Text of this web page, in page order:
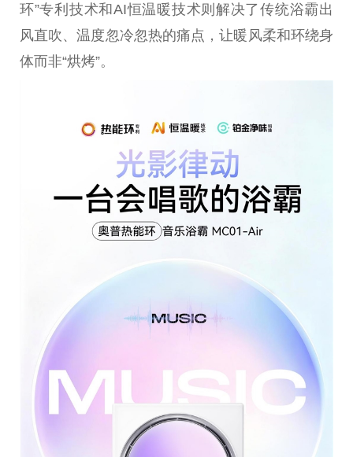
环”专利技术和AI恒温暖技术则解决了传统浴霸出
风直吹、温度忽冷忽热的痛点，让暖风柔和环绕身
体而非“烘烤”。